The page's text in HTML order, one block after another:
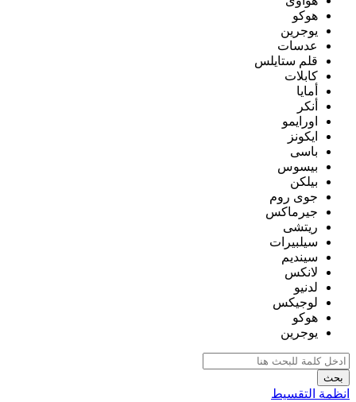
هوكو
يوجرين
عدسات
قلم ستايلس
كابلات
أمايا
أنكر
اورايمو
ايكونز
باسى
بيسوس
بيلكن
جوى روم
جيرماكس
ريتشى
سيلبيرات
سينديم
لانكس
لدنيو
لوجيكس
هوكو
يوجرين
بحث
انظمة التقسيط